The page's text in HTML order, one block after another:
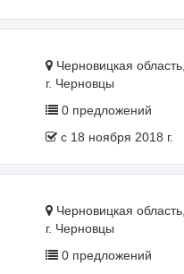
Черновицкая область,
г. Черновцы
0 предложений
c 18 ноября 2018 г.
Черновицкая область,
г. Черновцы
0 предложений